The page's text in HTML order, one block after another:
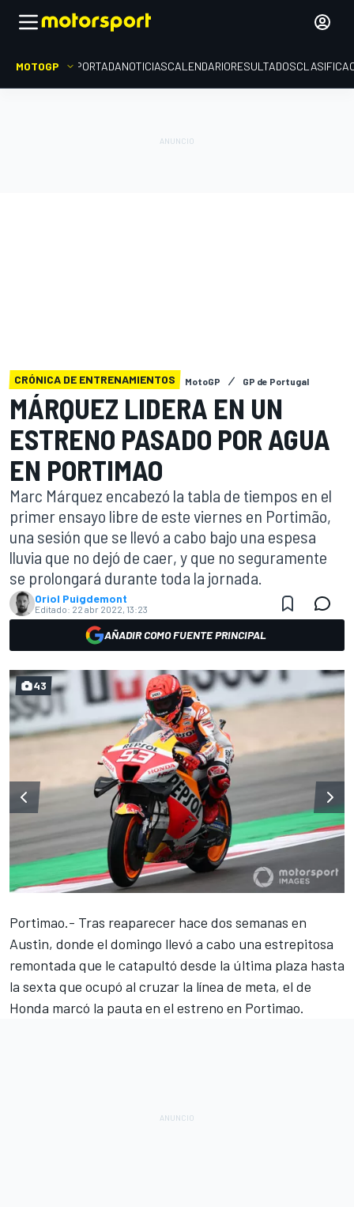
MOTOGP PORTADANOTICIASCALENDARIORESULTADOS
CRÓNICA DE ENTRENAMIENTOS MotoGP GP de Portugal
MÁRQUEZ LIDERA EN UN
ESTRENO PASADO POR AGUA
EN PORTIMAO
Marc Márquez encabezó la tabla de tiempos en el
primer ensayo libre de este viernes en Portimão,
una sesión que se llevó a cabo bajo una espesa
lluvia que no dejó de caer, y que no seguramente
se prolongará durante toda la jornada.
Oriol Puigdemont
Editado: 22 abr 2022, 13:23
AÑADIR COMO FUENTE PRINCIPAL
43
Portimao.- Tras reaparecer hace dos semanas en
Austin, donde el domingo llevó a cabo una estrepitosa
remontada que le catapultó desde la última plaza hasta
la sexta que ocupó al cruzar la línea de meta, el de
Honda marcó la pauta en el estreno en Portimao.